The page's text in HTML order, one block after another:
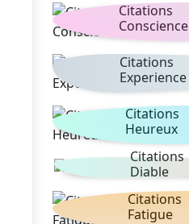
Citations
Conscience
Citations
Experience
Citations
Heureux
Citations
Diable
Citations
Fatigue